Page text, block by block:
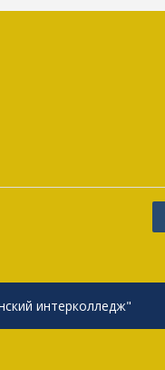
интерколледж"